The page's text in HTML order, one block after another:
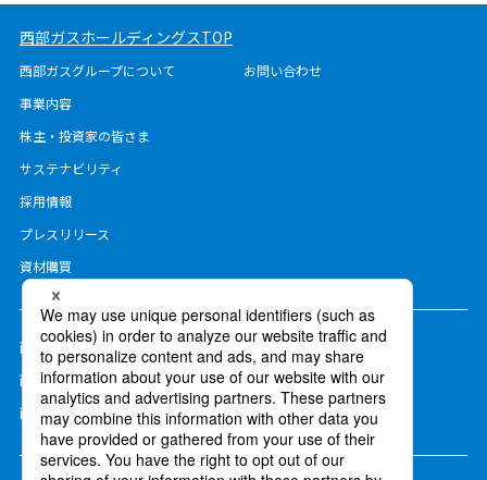
西部ガスホールディングスTOP
西部ガスグループについて
事業内容
株主・投資家の皆さま
サステナビリティ
採用情報
プレスリリース
資材購買
お問い合わせ
西部ガスホールディングス
西部ガス
西部ガス熊本
西部ガス長崎
西部ガス佐世保